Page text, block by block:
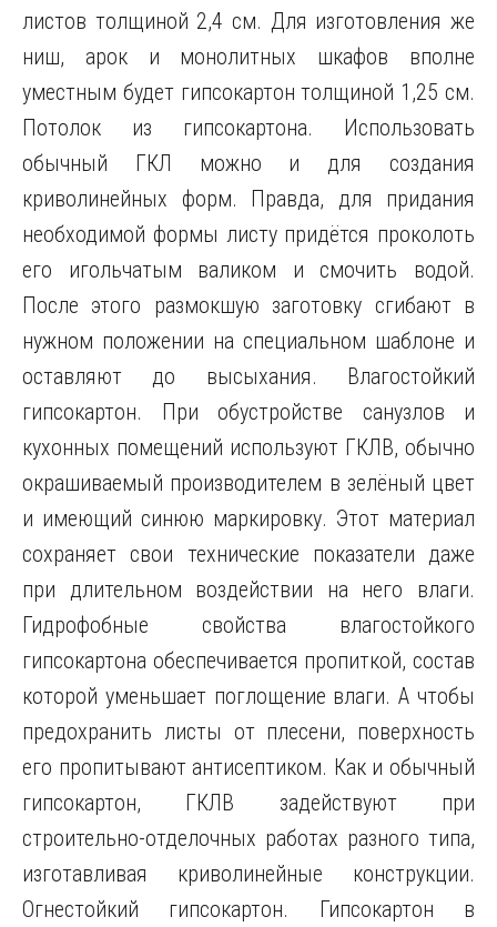
листов толщиной 2,4 см. Для изготовления же
ниш, арок и монолитных шкафов вполне
уместным будет гипсокартон толщиной 1,25 см.
Потолок из гипсокартона. Использовать
обычный ГКЛ можно и для создания
криволинейных форм. Правда, для придания
необходимой формы листу придётся проколоть
его игольчатым валиком и смочить водой.
После этого размокшую заготовку сгибают в
нужном положении на специальном шаблоне и
оставляют до высыхания. Влагостойкий
гипсокартон. При обустройстве санузлов и
кухонных помещений используют ГКЛВ, обычно
окрашиваемый производителем в зелёный цвет
и имеющий синюю маркировку. Этот материал
сохраняет свои технические показатели даже
при длительном воздействии на него влаги.
Гидрофобные свойства влагостойкого
гипсокартона обеспечивается пропиткой, состав
которой уменьшает поглощение влаги. А чтобы
предохранить листы от плесени, поверхность
его пропитывают антисептиком. Как и обычный
гипсокартон, ГКЛВ задействуют при
строительно-отделочных работах разного типа,
изготавливая криволинейные конструкции.
Огнестойкий гипсокартон. Гипсокартон в